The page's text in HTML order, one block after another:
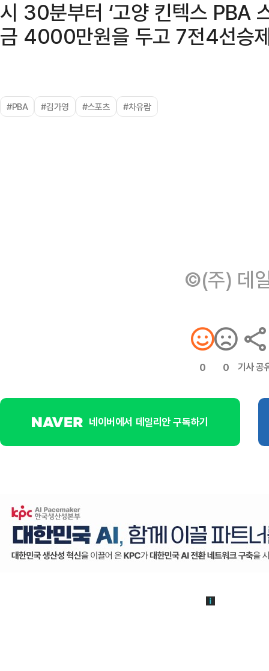
시 30분부터 ‘고양 킨텍스 PBA
금 4000만원을 두고 7전4선승
#PBA #김가영 #스포츠 #차유람
©(주) 데
0 0 기사 공
네이버에서 데일리안 구독하기